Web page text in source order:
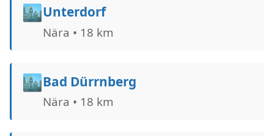
🏙️Unterdorf
Nära • 18 km
🏙️Bad Dürrnberg
Nära • 18 km